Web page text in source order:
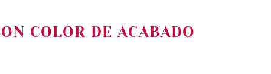
COLOR DE ACABADO